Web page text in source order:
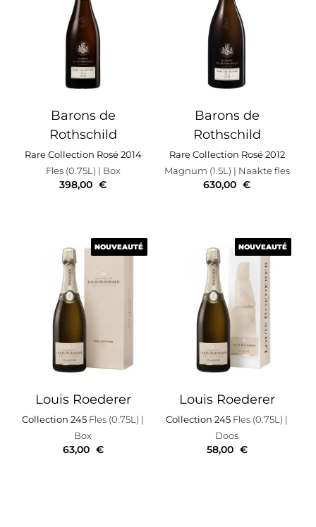
Barons de
Rothschild
Rare Collection Rosé 2014
Fles (0.75L) | Box
398,00 €
Barons de
Rothschild
Rare Collection Rosé 2012
Magnum (1.5L) | Naakte fles
630,00 €
NOUVEAUTÉ
Louis Roederer
Collection 245 Fles (0.75L) |
Box
NOUVEAUTÉ
63,00 €
NOUVEAUTÉ
Louis Roederer
Collection 245 Fles (0.75L) |
Doos
NOUVEAUTÉ
58,00 €